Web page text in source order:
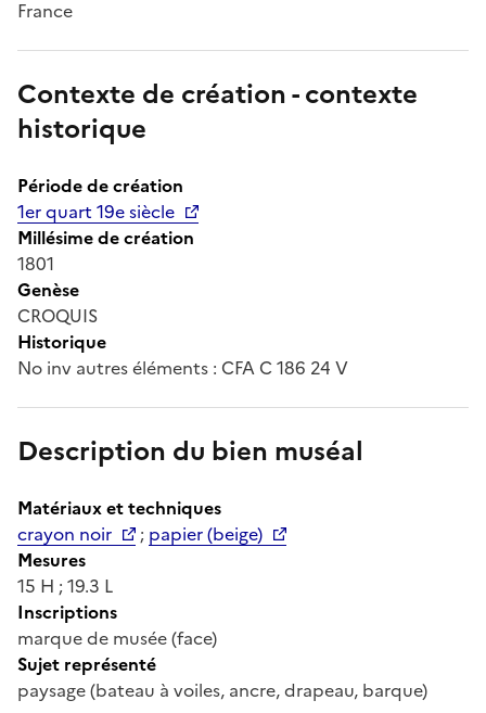
France
Contexte de création - contexte
historique
Période de création
1er quart 19e siècle
Millésime de création
1801
Genèse
CROQUIS
Historique
No inv autres éléments : CFA C 186 24 V
Description du bien muséal
Matériaux et techniques
crayon noir
; papier (beige)
Mesures
15 H ; 19.3 L
Inscriptions
marque de musée (face)
Sujet représenté
paysage (bateau à voiles, ancre, drapeau, barque)